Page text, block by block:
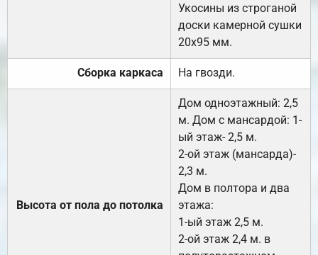
Укосины из строганой
доски камерной сушки
20х95 мм.
Сборка каркаса На гвозди.
Высота от пола до потолка
Дом одноэтажный: 2,5
м. Дом с мансардой: 1-
ый этаж- 2,5 м.
2-ой этаж (мансарда)-
2,3 м.
Дом в полтора и два
этажа:
1-ый этаж 2,5 м.
2-ой этаж 2,4 м. в